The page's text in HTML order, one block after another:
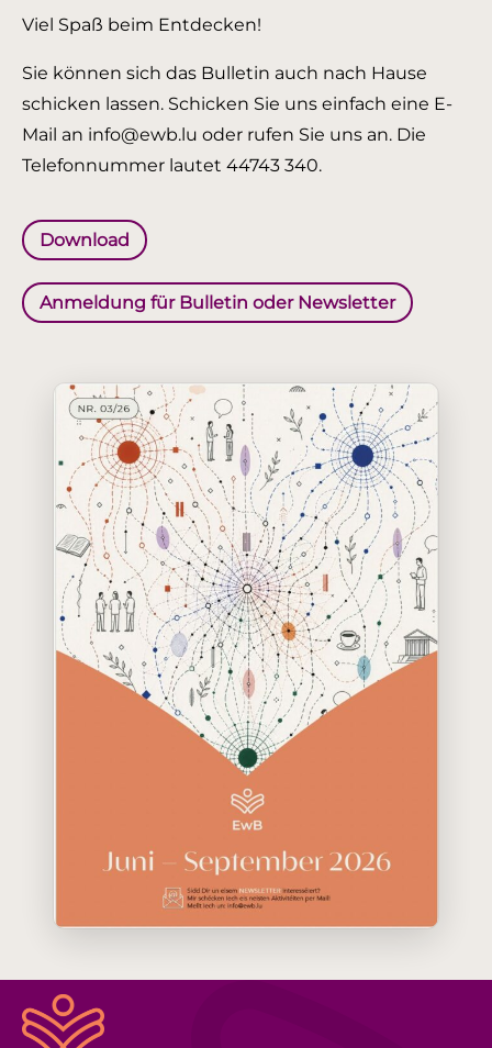
Viel Spaß beim Entdecken!
Sie können sich das Bulletin auch nach Hause
schicken lassen. Schicken Sie uns einfach eine E-
Mail an info@ewb.lu oder rufen Sie uns an. Die
Telefonnummer lautet 44743 340.
Download
Anmeldung für Bulletin oder Newsletter